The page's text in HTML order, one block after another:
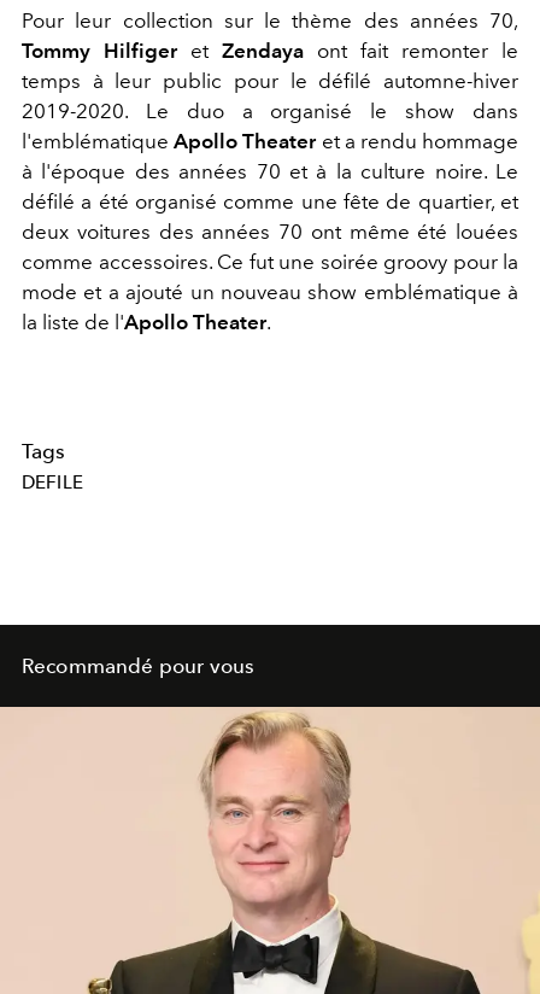
Pour leur collection sur le thème des années 70,
Tommy Hilfigeret Zendaya ont fait remonter le
temps à leur public pour le défilé automne-hiver
2019-2020. Le duo a organisé le show dans
l'emblématiqueApollo Theateret a rendu hommage
à l'époque des années 70 et à la culture noire. Le
défilé a été organisé comme une fête de quartier, et
deux voitures des années 70 ont même été louées
comme accessoires. Ce fut une soirée groovy pour la
mode et a ajouté un nouveau show emblématique à
la liste de l'Apollo Theater.
Tags
DEFILE
Recommandé pour vous